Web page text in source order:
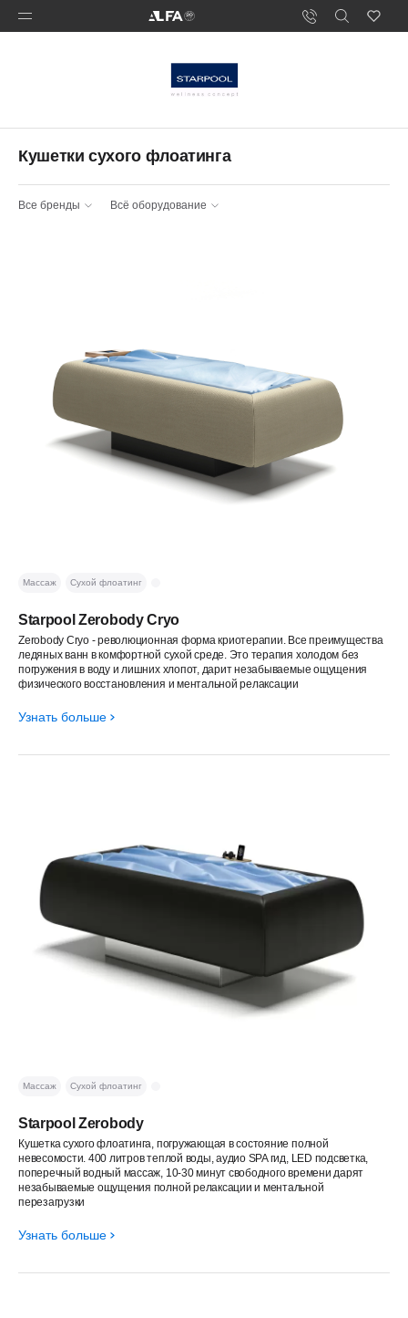
Кушетки сухого флоатинга
Все бренды Всё оборудование
Starpool Zerobody Cryo
Zerobody Cryo - революционная форма криотерапии. Все преимущества
ледяных ванн в комфортной сухой среде. Это терапия холодом без
погружения в воду и лишних хлопот, дарит незабываемые ощущения
физического восстановления и ментальной релаксации
Массаж Сухой флоатинг
Узнать больше
Starpool Zerobody
Кушетка сухого флоатинга, погружающая в состояние полной
невесомости. 400 литров теплой воды, аудио SPA гид, LED подсветка,
поперечный водный массаж, 10-30 минут свободного времени дарят
незабываемые ощущения полной релаксации и ментальной
перезагрузки
Массаж Сухой флоатинг
Узнать больше